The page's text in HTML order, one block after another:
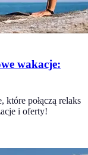
wakacje:
które połączą relaks
i oferty!